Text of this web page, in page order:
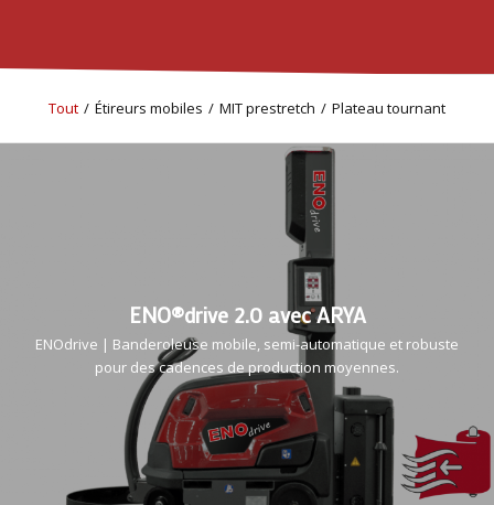
Tout / Étireurs mobiles / MIT prestretch / Plateau tournant
ENO®drive 2.0 avec ARYA
ENOdrive | Banderoleuse mobile, semi-automatique et robuste
pour des cadences de production moyennes.